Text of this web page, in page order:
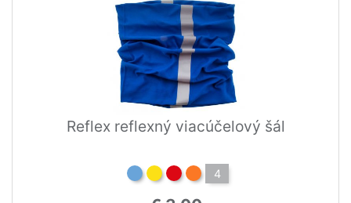
Reflex reflexný viacúčelový šál
4